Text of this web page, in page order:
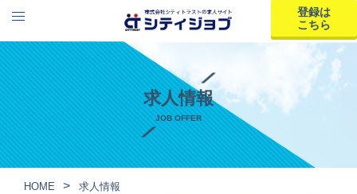
登録は
こちら
求人情報
JOB OFFER
HOME
求人情報